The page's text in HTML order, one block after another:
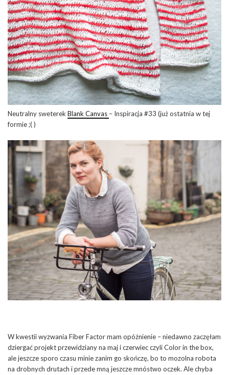
Neutralny sweterek Blank Canvas – Inspiracja #33 (już ostatnia w tej
formie ;( )
W kwestii wyzwania Fiber Factor mam opóźnienie – niedawno zaczęłam
dziergać projekt przewidziany na maj i czerwiec czyli Color in the box,
ale jeszcze sporo czasu minie zanim go skończę, bo to mozolna robota
na drobnych drutach i przede mną jeszcze mnóstwo oczek. Ale chyba